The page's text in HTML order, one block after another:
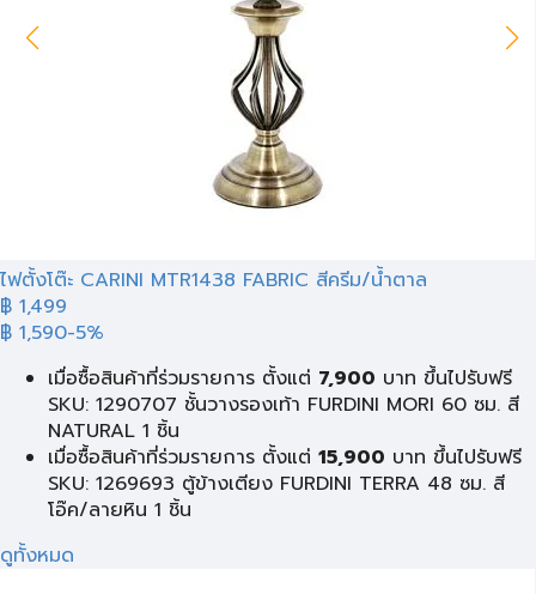
ไฟตั้งโต๊ะ CARINI MTR1438 FABRIC สีครีม/น้ำตาล
฿ 1,499
฿ 1,590-5%
เมื่อซื้อสินค้าที่ร่วมรายการ ตั้งแต่ 7,900 บาท ขึ้นไปรับฟรี
SKU: 1290707 ชั้นวางรองเท้า FURDINI MORI 60 ซม. สี
NATURAL 1 ชิ้น
เมื่อซื้อสินค้าที่ร่วมรายการ ตั้งแต่ 15,900 บาท ขึ้นไปรับฟรี
SKU: 1269693 ตู้ข้างเตียง FURDINI TERRA 48 ซม. สี
โอ๊ค/ลายหิน 1 ชิ้น
ดูทั้งหมด